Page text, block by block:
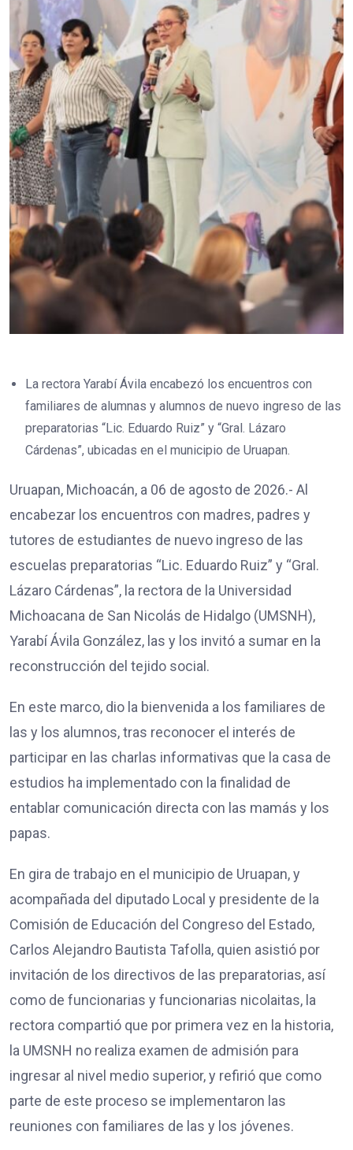
La rectora Yarabí Ávila encabezó los encuentros con
familiares de alumnas y alumnos de nuevo ingreso de las
preparatorias “Lic. Eduardo Ruiz” y “Gral. Lázaro
Cárdenas”, ubicadas en el municipio de Uruapan.
Uruapan, Michoacán, a 06 de agosto de 2026.- Al
encabezar los encuentros con madres, padres y
tutores de estudiantes de nuevo ingreso de las
escuelas preparatorias “Lic. Eduardo Ruiz” y “Gral.
Lázaro Cárdenas”, la rectora de la Universidad
Michoacana de San Nicolás de Hidalgo (UMSNH),
Yarabí Ávila González, las y los invitó a sumar en la
reconstrucción del tejido social.
En este marco, dio la bienvenida a los familiares de
las y los alumnos, tras reconocer el interés de
participar en las charlas informativas que la casa de
estudios ha implementado con la finalidad de
entablar comunicación directa con las mamás y los
papas.
En gira de trabajo en el municipio de Uruapan, y
acompañada del diputado Local y presidente de la
Comisión de Educación del Congreso del Estado,
Carlos Alejandro Bautista Tafolla, quien asistió por
invitación de los directivos de las preparatorias, así
como de funcionarias y funcionarias nicolaitas, la
rectora compartió que por primera vez en la historia,
la UMSNH no realiza examen de admisión para
ingresar al nivel medio superior, y refirió que como
parte de este proceso se implementaron las
reuniones con familiares de las y los jóvenes.